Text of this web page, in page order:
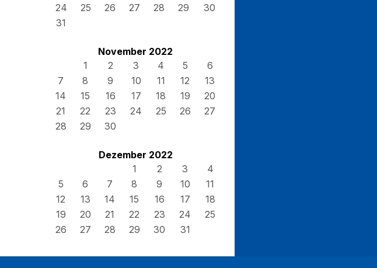
24
25 26 27 28 29
30
31
November 2022
1
2 3 4 5
6
7
8 9 10 11 12
13
14
15 16 17 18 19
20
21
22 23 24 25 26
27
28
29 30
Dezember 2022
1
2 3
4
5
6 7 8 9 10
11
12
13 14 15 16 17
18
19
20 21 22 23 24
25
26
27 28 29 30 31